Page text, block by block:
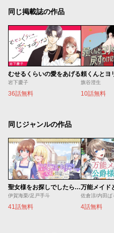
同じ掲載誌の作品
むせるくらいの愛をあげる
岩下慶子
36話無料
旗谷澄生
10話無料
同じジャンルの作品
聖女様をお探しでしたら妹で間違いありません。さあどうぞお連れください、今すぐ。
伊賀海栗/足戸手斗
41話無料 4話無料